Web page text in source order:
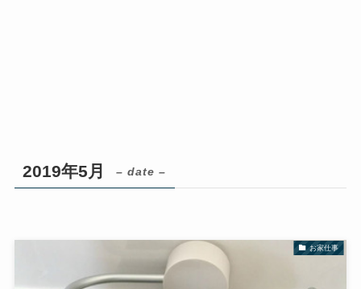
2019年5月 – date –
お家仕事